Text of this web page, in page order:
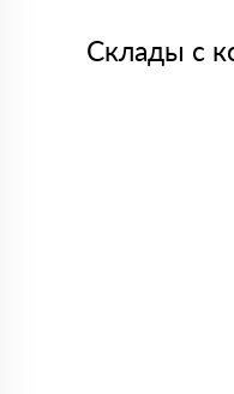
Склады с